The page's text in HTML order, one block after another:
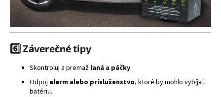
6️⃣ Záverečné tipy
Skontroluj a premaž laná a páčky.
Odpoj alarm alebo príslušenstvo, ktoré by mohlo vybíjať
batériu.